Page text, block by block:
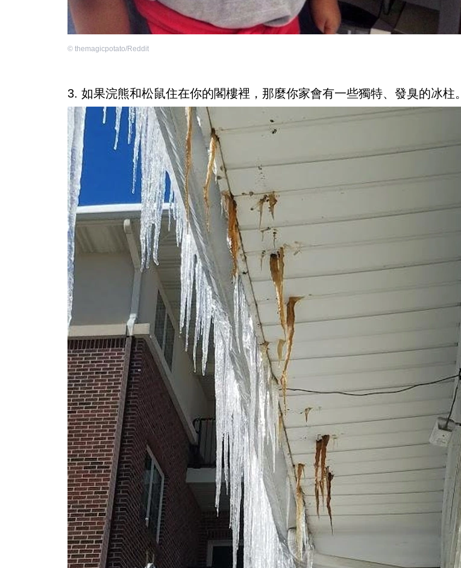
© themagicpotato/Reddit
3. 如果浣熊和松鼠住在你的閣樓裡，那麼你家會有一些獨特、發臭的冰柱。